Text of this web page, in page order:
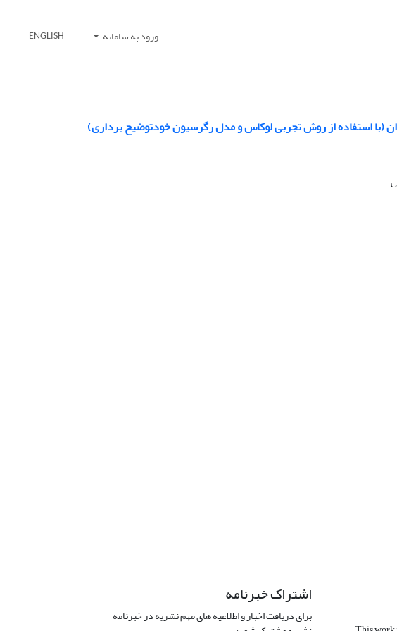
ورود به سامانه ENGLISH
(با استفاده از روش تجربی ‌لوکاس و مدل‌ رگرسیون خودتوضیح برداری)
اشتراک خبرنامه
برای دریافت اخبار و اطلاعیه های مهم نشریه در خبرنامه